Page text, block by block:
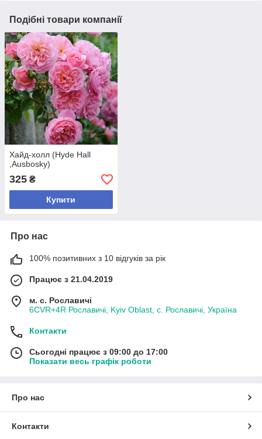
Подібні товари компанії
Хайд-холл (Hyde Hall
,Ausbosky)
325 ₴
Купити
Про нас
100% позитивних з 10 відгуків за рік
Працює з 21.04.2019
м. с. Рославичі
6CVR+4R Рославичі, Kyiv Oblast, с. Рославичі, Україна
Контакти
Сьогодні працює з 09:00 до 17:00
Показати весь графік роботи
Про нас
Контакти